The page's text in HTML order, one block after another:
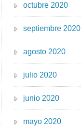
octubre 2020
septiembre 2020
agosto 2020
julio 2020
junio 2020
mayo 2020